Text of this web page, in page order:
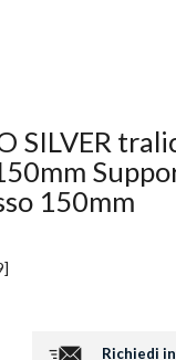
SILVER
150mm
]
Richiedi